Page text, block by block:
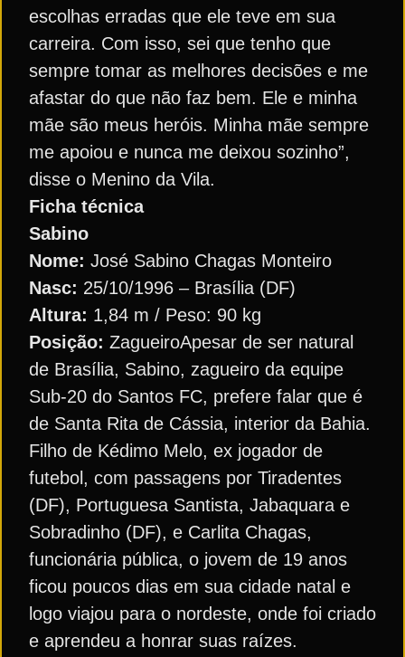
escolhas erradas que ele teve em sua
carreira. Com isso, sei que tenho que
sempre tomar as melhores decisões e me
afastar do que não faz bem. Ele e minha
mãe são meus heróis. Minha mãe sempre
me apoiou e nunca me deixou sozinho”,
disse o Menino da Vila.
Ficha técnica
Sabino
Nome: José Sabino Chagas Monteiro
Nasc: 25/10/1996 – Brasília (DF)
Altura: 1,84 m / Peso: 90 kg
Posição: ZagueiroApesar de ser natural
de Brasília, Sabino, zagueiro da equipe
Sub-20 do Santos FC, prefere falar que é
de Santa Rita de Cássia, interior da Bahia.
Filho de Kédimo Melo, ex jogador de
futebol, com passagens por Tiradentes
(DF), Portuguesa Santista, Jabaquara e
Sobradinho (DF), e Carlita Chagas,
funcionária pública, o jovem de 19 anos
ficou poucos dias em sua cidade natal e
logo viajou para o nordeste, onde foi criado
e aprendeu a honrar suas raízes.